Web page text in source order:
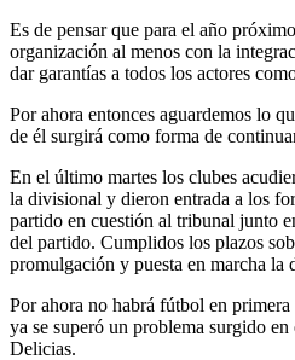
Es de pensar que para el año
organización al menos con la
dar garantías a todos los actores
Por ahora entonces aguardemos lo
de él surgirá como forma de
En el último martes los clubes
la divisional y dieron entrada a los
partido en cuestión al tribunal junto
del partido. Cumplidos los plazos
promulgación y puesta en marcha la
Por ahora no habrá fútbol en
ya se superó un problema surgido
Delicias.